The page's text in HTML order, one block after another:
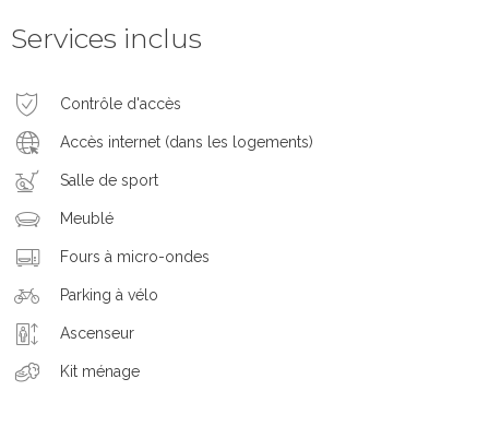
Services inclus
Contrôle d'accès
Accès internet (dans les logements)
Salle de sport
Meublé
Fours à micro-ondes
Parking à vélo
Ascenseur
Kit ménage